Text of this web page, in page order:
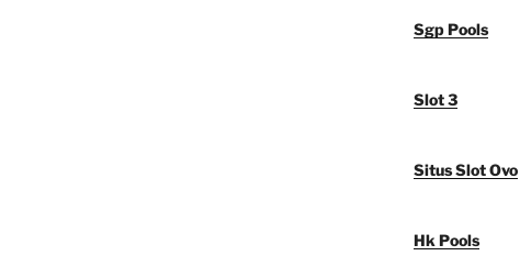
Sgp Pools
Slot 3
Situs Slot Ovo
Hk Pools